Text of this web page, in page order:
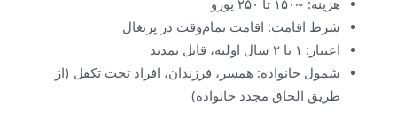
هزینه: ~۱۵۰ تا ۲۵۰ یورو
شرط اقامت: اقامت تمام‌وقت در پرتغال
اعتبار: ۱ تا ۲ سال اولیه، قابل تمدید
شمول خانواده: همسر، فرزندان، افراد تحت تکفل (از
طریق الحاق مجدد خانواده)